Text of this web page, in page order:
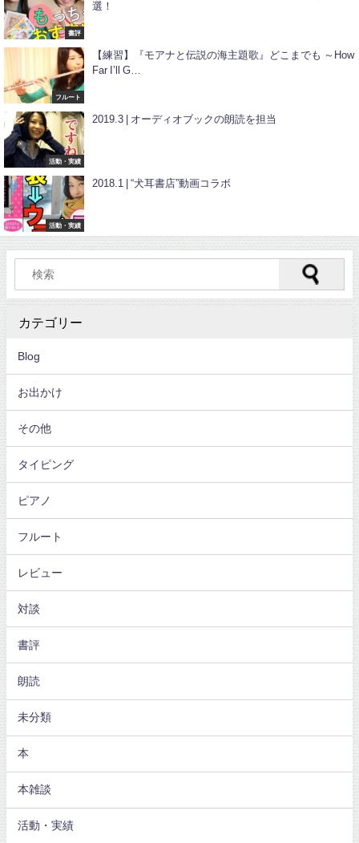
書評
選！
フルート
【練習】『モアナと伝説の海主題歌』どこまでも ～How
Far I’ll G…
活動・実績
2019.3 | オーディオブックの朗読を担当
活動・実績
2018.1 | “犬耳書店”動画コラボ
カテゴリー
Blog
お出かけ
その他
タイピング
ピアノ
フルート
レビュー
対談
書評
朗読
未分類
本
本雑談
活動・実績